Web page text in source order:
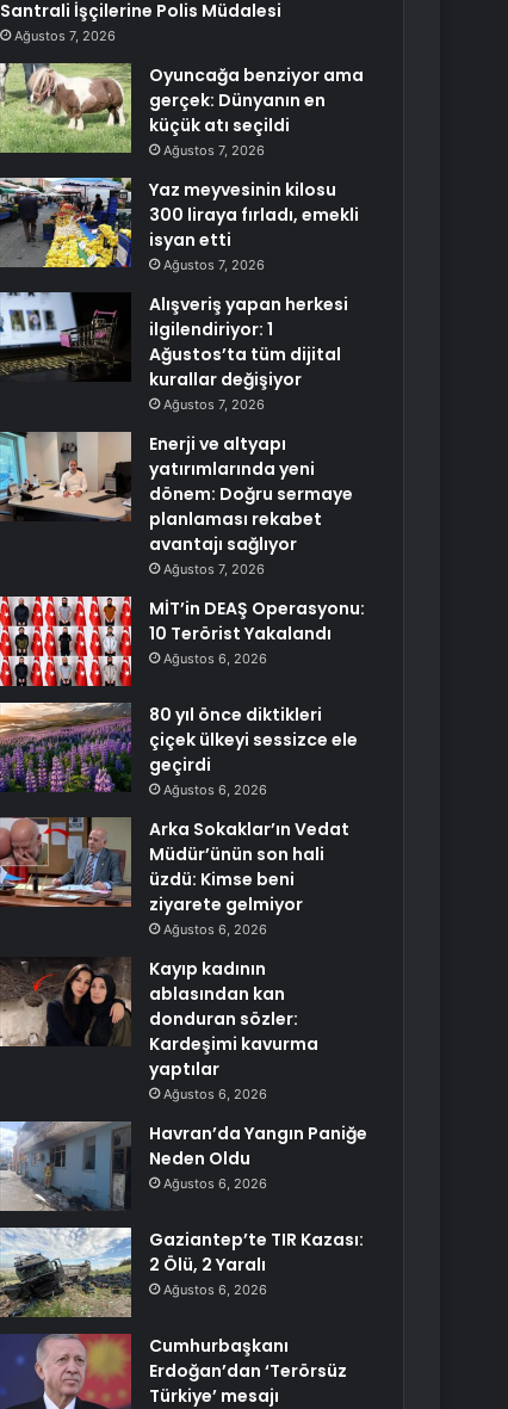
Santrali İşçilerine Polis Müdalesi
Ağustos 7, 2026
Oyuncağa benziyor ama
gerçek: Dünyanın en
küçük atı seçildi
Ağustos 7, 2026
Yaz meyvesinin kilosu
300 liraya fırladı, emekli
isyan etti
Ağustos 7, 2026
Alışveriş yapan herkesi
ilgilendiriyor: 1
Ağustos’ta tüm dijital
kurallar değişiyor
Ağustos 7, 2026
Enerji ve altyapı
yatırımlarında yeni
dönem: Doğru sermaye
planlaması rekabet
avantajı sağlıyor
Ağustos 7, 2026
MİT’in DEAŞ Operasyonu:
10 Terörist Yakalandı
Ağustos 6, 2026
80 yıl önce diktikleri
çiçek ülkeyi sessizce ele
geçirdi
Ağustos 6, 2026
Arka Sokaklar’ın Vedat
Müdür’ünün son hali
üzdü: Kimse beni
ziyarete gelmiyor
Ağustos 6, 2026
Kayıp kadının
ablasından kan
donduran sözler:
Kardeşimi kavurma
yaptılar
Ağustos 6, 2026
Havran’da Yangın Paniğe
Neden Oldu
Ağustos 6, 2026
Gaziantep’te TIR Kazası:
2 Ölü, 2 Yaralı
Ağustos 6, 2026
Cumhurbaşkanı
Erdoğan’dan ‘Terörsüz
Türkiye’ mesajı